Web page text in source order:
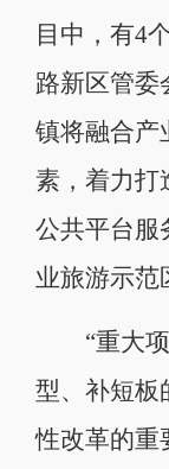
目中，有4
路新区管委
镇将融合产
素，着力打
公共平台服
业旅游示范
“重大项
型、补短板
性改革的重